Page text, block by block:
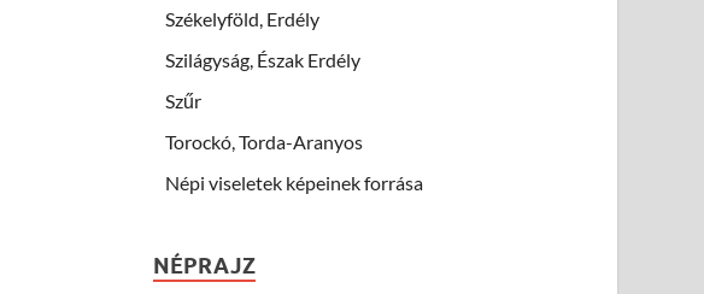
Székelyföld, Erdély
Szilágyság, Észak Erdély
Szűr
Torockó, Torda-Aranyos
Népi viseletek képeinek forrása
NÉPRAJZ